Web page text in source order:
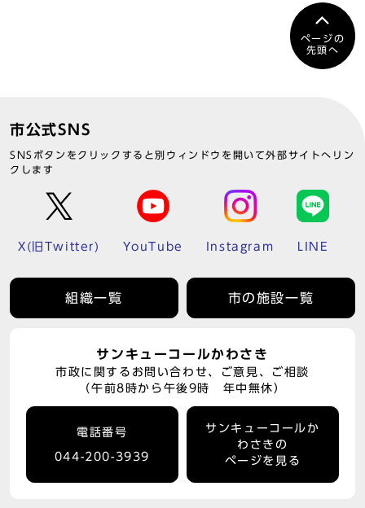
ページの
先頭へ
市公式SNS
SNSボタンをクリックすると別ウィンドウを開いて外部サイトへリン
クします
X(旧Twitter) YouTube Instagram LINE
組織一覧 市の施設一覧
サンキューコールかわさき
市政に関するお問い合わせ、ご意見、ご相談
（午前8時から午後9時 年中無休）
電話番号
044-200-3939
サンキューコールか
わさきの
ページを見る